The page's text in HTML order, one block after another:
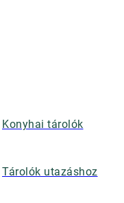
Konyhai tárolók
Tárolók utazáshoz